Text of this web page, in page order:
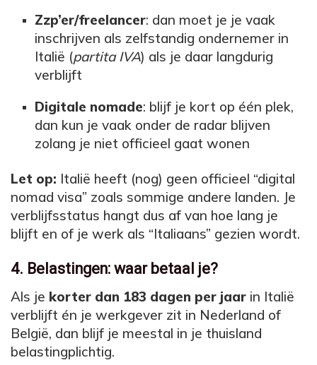
Zzp’er/freelancer: dan moet je je vaak
inschrijven als zelfstandig ondernemer in
Italië (partita IVA) als je daar langdurig
verblijft
Digitale nomade: blijf je kort op één plek,
dan kun je vaak onder de radar blijven
zolang je niet officieel gaat wonen
Let op: Italië heeft (nog) geen officieel “digital
nomad visa” zoals sommige andere landen. Je
verblijfsstatus hangt dus af van hoe lang je
blijft en of je werk als “Italiaans” gezien wordt.
4. Belastingen: waar betaal je?
Als je korter dan 183 dagen per jaar in Italië
verblijft én je werkgever zit in Nederland of
België, dan blijf je meestal in je thuisland
belastingplichtig.